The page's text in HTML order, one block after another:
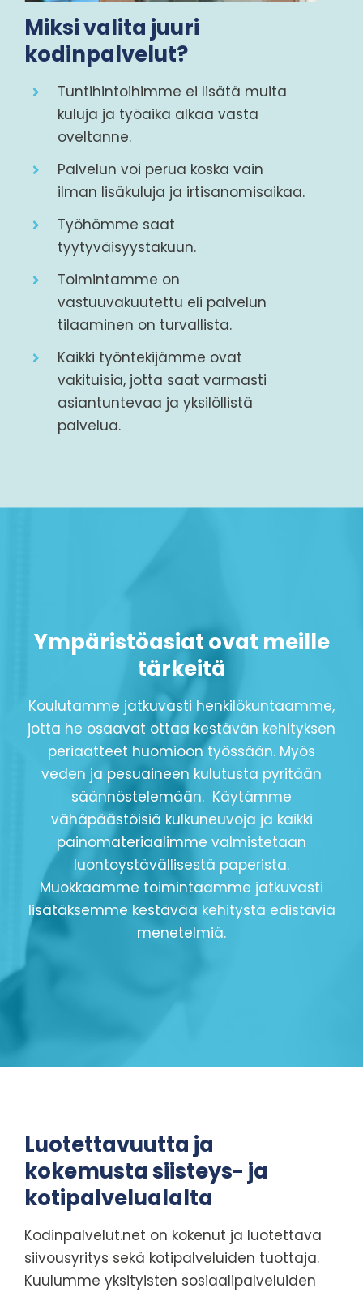
Miksi valita juuri
kodinpalvelut?
Tuntihintoihimme ei lisätä muita
kuluja ja työaika alkaa vasta
oveltanne.
Palvelun voi perua koska vain
ilman lisäkuluja ja irtisanomisaikaa.
Työhömme saat
tyytyväisyystakuun.
Toimintamme on
vastuuvakuutettu eli palvelun
tilaaminen on turvallista.
Kaikki työntekijämme ovat
vakituisia, jotta saat varmasti
asiantuntevaa ja yksilöllistä
palvelua.
Ympäristöasiat ovat meille
tärkeitä
Koulutamme jatkuvasti henkilökuntaamme,
jotta he osaavat ottaa kestävän kehityksen
periaatteet huomioon työssään. Myös
veden ja pesuaineen kulutusta pyritään
säännöstelemään. Käytämme
vähäpäästöisiä kulkuneuvoja ja kaikki
painomateriaalimme valmistetaan
luontoystävällisestä paperista.
Muokkaamme toimintaamme jatkuvasti
lisätäksemme kestävää kehitystä edistäviä
menetelmiä.
Luotettavuutta ja
kokemusta siisteys- ja
kotipalvelualalta
Kodinpalvelut.net on kokenut ja luotettava
siivousyritys sekä kotipalveluiden tuottaja.
Kuulumme yksityisten sosiaalipalveluiden